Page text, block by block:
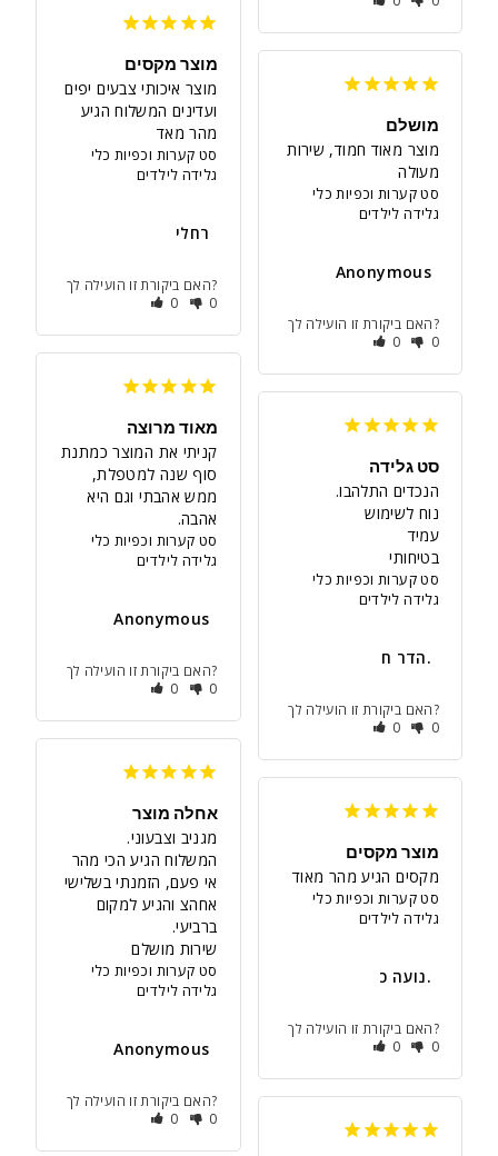
מוצר מקסים
מוצר איכותי צבעים יפים
מהר מאד
סט קערות וכפיות כלי
גלידה לילדים
רחלי
האם ביקורת זו הועילה לך?
0
0
מושלם
מוצר מאוד חמוד, שירות
מעולה
סט קערות וכפיות כלי
גלידה לילדים
Anonymous
האם ביקורת זו הועילה לך?
0
0
מאוד מרוצה
קניתי את המוצר כמתנת
ממש אהבתי וגם היא
אהבה.
סט קערות וכפיות כלי
גלידה לילדים
Anonymous
האם ביקורת זו הועילה לך?
0
0
סט גלידה
נוח לשימוש
בטיחותי
סט קערות וכפיות כלי
גלידה לילדים
הדר ח.
האם ביקורת זו הועילה לך?
0
0
אחלה מוצר
מגניב וצבעוני.
שירות מושלם
סט קערות וכפיות כלי
גלידה לילדים
Anonymous
האם ביקורת זו הועילה לך?
0
0
מוצר מקסים
מקסים הגיע מהר מאוד
סט קערות וכפיות כלי
גלידה לילדים
נועה כ.
האם ביקורת זו הועילה לך?
0
0